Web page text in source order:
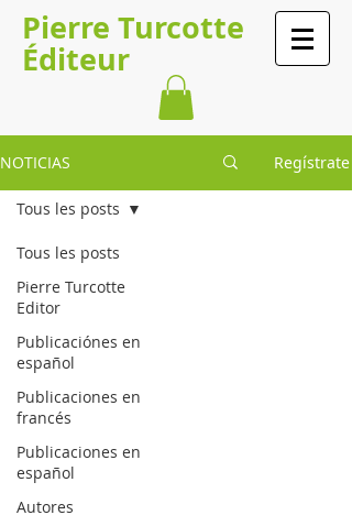
Pierre Turcotte
Éditeur
NOTICIAS Regístrate
Tous les posts
Pierre Turcotte
Editor
Publicaciónes en
español
Publicaciones en
francés
Publicaciones en
español
Autores
Tous les posts